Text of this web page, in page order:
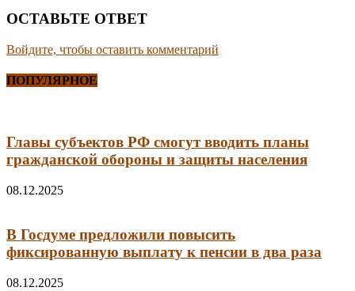
ОСТАВЬТЕ ОТВЕТ
Войдите, чтобы оставить комментарий
ПОПУЛЯРНОЕ
Главы субъектов РФ смогут вводить планы
гражданской обороны и защиты населения
08.12.2025
В Госдуме предложили повысить
фиксированную выплату к пенсии в два раза
08.12.2025